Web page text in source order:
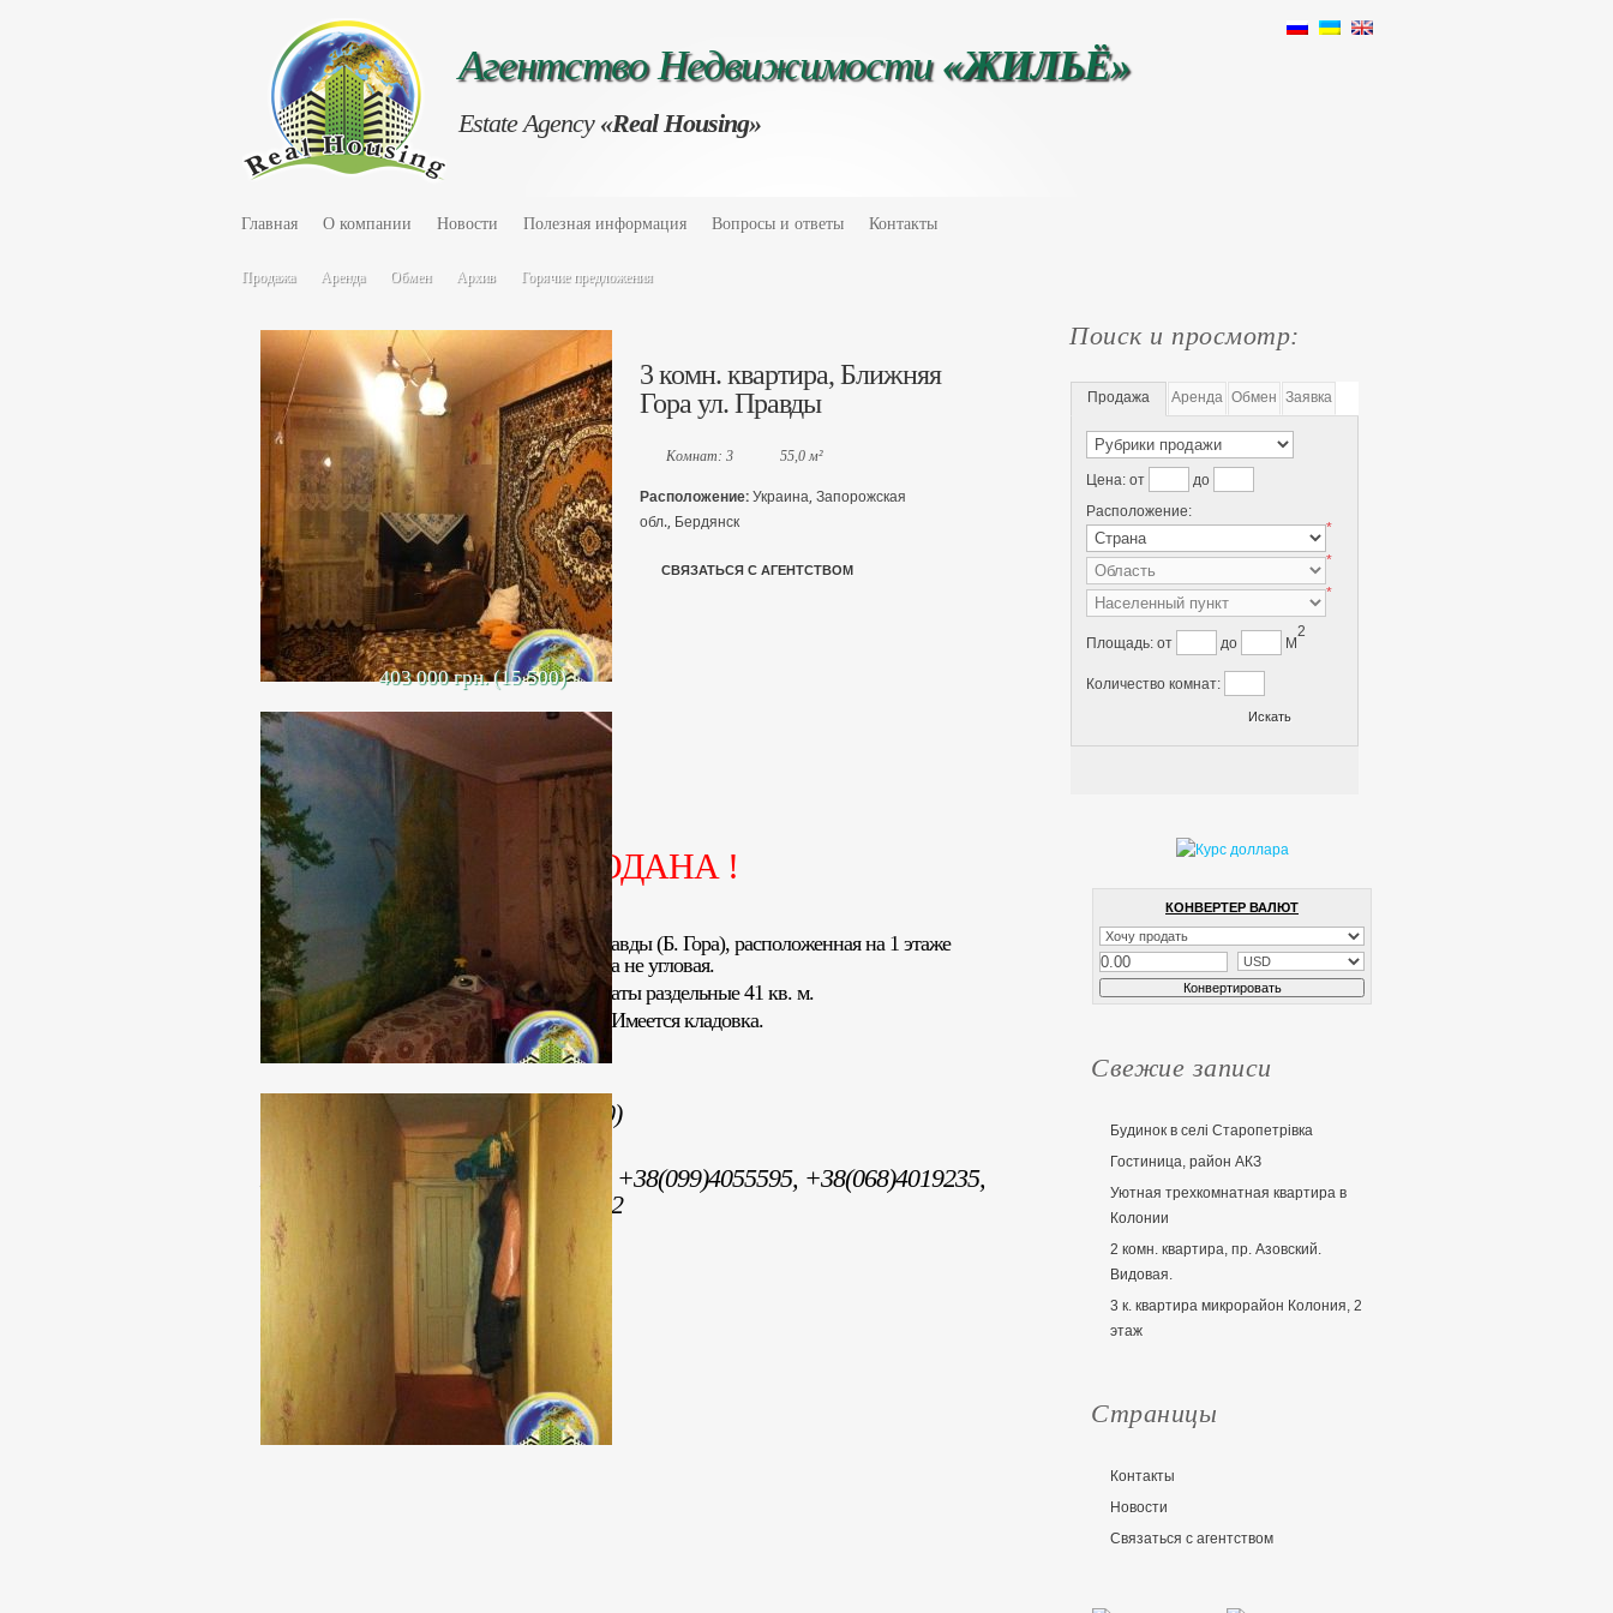
Агентство Недвижимости«ЖИЛЬЁ»
Estate Agency «Real Housing»
Главная О компании Новости Полезная информация Вопросы и ответы Контакты
Продажа Аренда Обмен Архив Горячие предложения
403 000 грн. (15 500)
3 комн. квартира, Ближняя
Гора ул. Правды
Комнат: 3 55,0 м²
Расположение: Украина, Запорожская
обл., Бердянск
СВЯЗАТЬСЯ С АГЕНТСТВОМ
ПРОДАНА !
Продается 3-комнатная квартира по ул. Правды (Б. Гора), расположенная на 1 этаже
пятиэтажного кирпичного дома. Квартира не угловая.
Общая площадь квартиры 55 кв. м. Комнаты раздельные 41 кв. м.
Санузел раздельный. Трубы пластиковые. Имеется кладовка.
Тихий район. Вид на море.
Стоимость: 403 000 грн. (15 500)
Контактное лицо: Анна Юрьевна +38(099)4055595, +38(068)4019235,
+38(06153)44499, +38(06153)44442
Поиск и просмотр:
Продажа Аренда Обмен Заявка
Цена: от
до
Расположение:
*
*
*
Площадь: от до M
2
Количество комнат:
КОНВЕРТЕР ВАЛЮТ
Свежие записи
Будинок в селі Старопетрівка
Гостиница, район АКЗ
Уютная трехкомнатная квартира в
Колонии
2 комн. квартира, пр. Азовский.
Видовая.
3 к. квартира микрорайон Колония, 2
этаж
Страницы
Контакты
Новости
Связаться с агентством